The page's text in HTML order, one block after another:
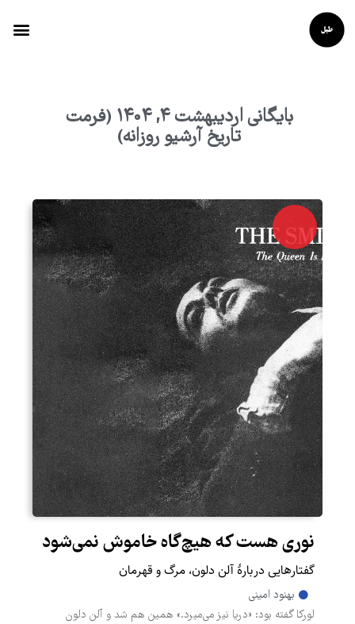
بایگانی اردیبهشت 4, 1404 (فرمت
تاریخ آرشیو روزانه)
نوری هست که هیچ‌گاه خاموش نمی‌شود
گفتارهایی دربارۀ آلن دلون، مرگ و قهرمان‌
بهنود امینی
لورکا گفته بود: «دریا نیز می‌میرد.» همین هم شد و آلن دلون